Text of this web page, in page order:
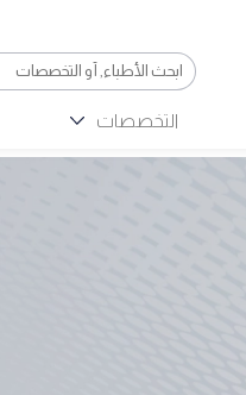
التخصصات